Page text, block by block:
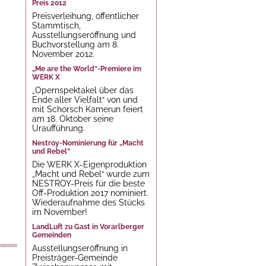
Preis 2012
Preisverleihung, öffentlicher
Stammtisch,
Ausstellungseröffnung und
Buchvorstellung am 8.
November 2012.
„Me are the World“-Premiere im
WERK X
„Opernspektakel über das
Ende aller Vielfalt“ von und
mit Schorsch Kamerun feiert
am 18. Oktober seine
Uraufführung.
Nestroy-Nominierung für „Macht
und Rebel“
Die WERK X-Eigenproduktion
„Macht und Rebel“ wurde zum
NESTROY-Preis für die beste
Off-Produktion 2017 nominiert.
Wiederaufnahme des Stücks
im November!
LandLuft zu Gast in Vorarlberger
Gemeinden
Ausstellungseröffnung in
Preisträger-Gemeinde